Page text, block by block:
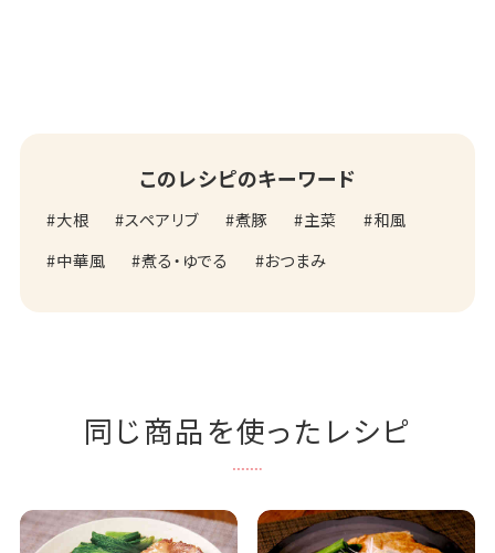
このレシピのキーワード
大根 スペアリブ 煮豚 主菜
和風
中華風
煮る・ゆでる おつまみ
同じ商品を使ったレシピ